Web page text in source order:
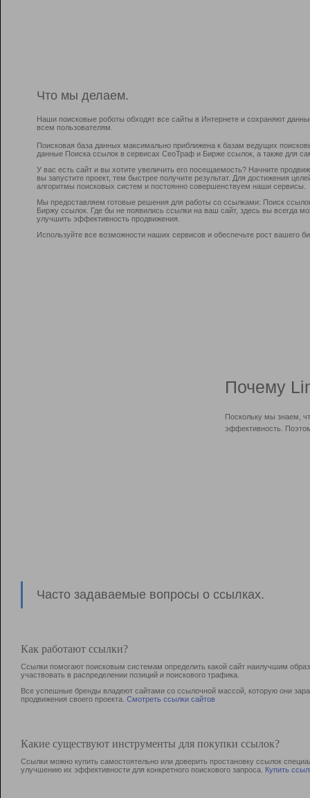
Что мы делаем.
Наши поисковые роботы обходят все сайты в Интернете и сохраняют
всем пользователям.
Поисковая база данных максимально приближена к базам ведущих
данные Поиска ссылок в сервисах СеоТраф и Бирже ссылок, а также для
У вас есть сайт и вы хотите увеличить его посещаемость? Начните
вы запустите проект, тем быстрее получите результат. Для достижения
алгоритмы поисковых систем и постоянно совершенствуем наши сервисы.
Мы предоставляем готовые решения для работы со ссылками: Поиск
Биржу ссылок. Где бы не появились ссылки на ваш сайт, здесь вы всегда
улучшить эффективность продвижения.
Используйте все возможности наших сервисов и обеспечьте рост вашего
Почему
Поскольку мы знаем,
эффективность.
Часто задаваемые вопросы о ссылках.
Как работают ссылки?
Ссылки помогают поисковым системам определить какой сайт наилучшим
участвовать в раcпределении позиций и поискового трафика.
Все успешные бренды владеют сайтами со ссылочной массой, которую они
продвижения своего проекта. Смотреть ссылки сайтов
Какие существуют инструменты для покупки ссылок?
Ссылки можно купить самостоятельно или доверить простановку ссылок
улучшению их эффективности для конкретного поискового запроса. Купить